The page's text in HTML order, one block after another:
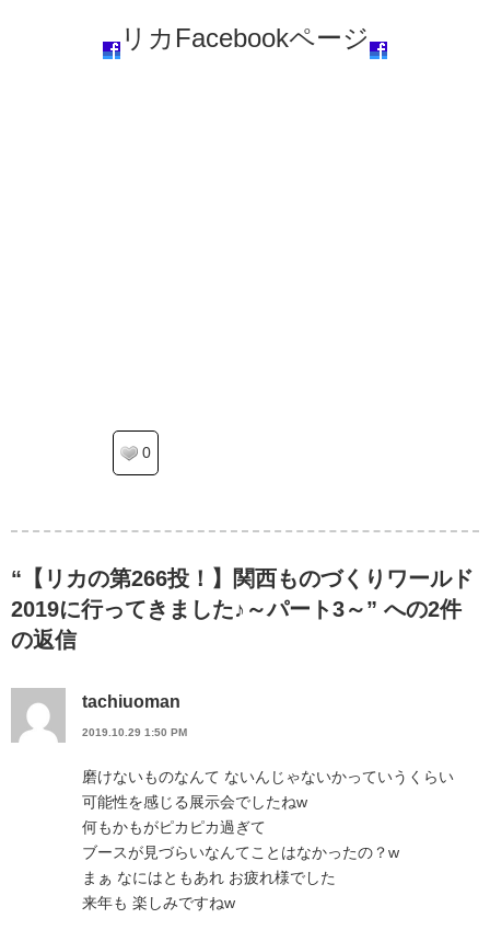
リカFacebookページ
0
“【リカの第266投！】関西ものづくりワールド
2019に行ってきました♪～パート3～” への2件
の返信
tachiuoman
2019.10.29 1:50 PM
磨けないものなんて ないんじゃないかっていうくらい
可能性を感じる展示会でしたねw
何もかもがピカピカ過ぎて
ブースが見づらいなんてことはなかったの？w
まぁ なにはともあれ お疲れ様でした
来年も 楽しみですねw